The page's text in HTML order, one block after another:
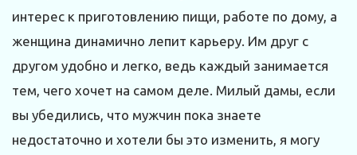
интерес к приготовлению пищи, работе по дому, а
женщина динамично лепит карьеру. Им друг с
другом удобно и легко, ведь каждый занимается
тем, чего хочет на самом деле. Милый дамы, если
вы убедились, что мужчин пока знаете
недостаточно и хотели бы это изменить, я могу